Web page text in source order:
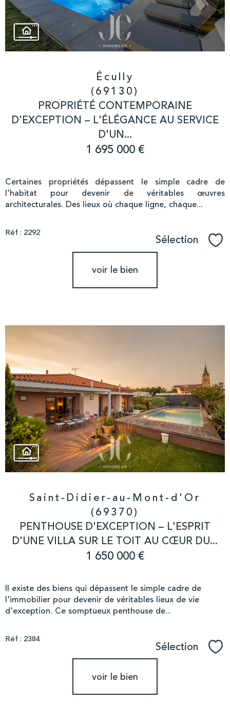
Écully
(69130)
PROPRIÉTÉ CONTEMPORAINE
D'EXCEPTION – L'ÉLÉGANCE AU SERVICE
D'UN...
1 695 000 €
Certaines propriétés dépassent le simple cadre de
l'habitat pour devenir de véritables œuvres
architecturales. Des lieux où chaque ligne, chaque...
Réf : 2292 Sélection
voir le bien
Saint-Didier-au-Mont-d'Or
(69370)
PENTHOUSE D'EXCEPTION – L'ESPRIT
D'UNE VILLA SUR LE TOIT AU CŒUR DU...
1 650 000 €
Il existe des biens qui dépassent le simple cadre de
l'immobilier pour devenir de véritables lieux de vie
d'exception. Ce somptueux penthouse de...
Réf : 2384 Sélection
voir le bien